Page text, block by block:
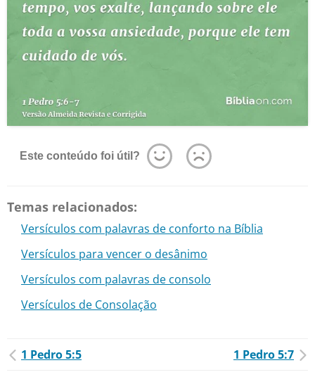
Este conteúdo foi útil?
Temas relacionados:
Versículos com palavras de conforto na Bíblia
Versículos para vencer o desânimo
Versículos com palavras de consolo
Versículos de Consolação
1 Pedro 5:5 1 Pedro 5:7